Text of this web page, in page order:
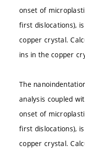
onset of
first dislocations),
copper crystal.
ins in the copper
The
analysis coupled
onset of
first dislocations),
copper crystal.